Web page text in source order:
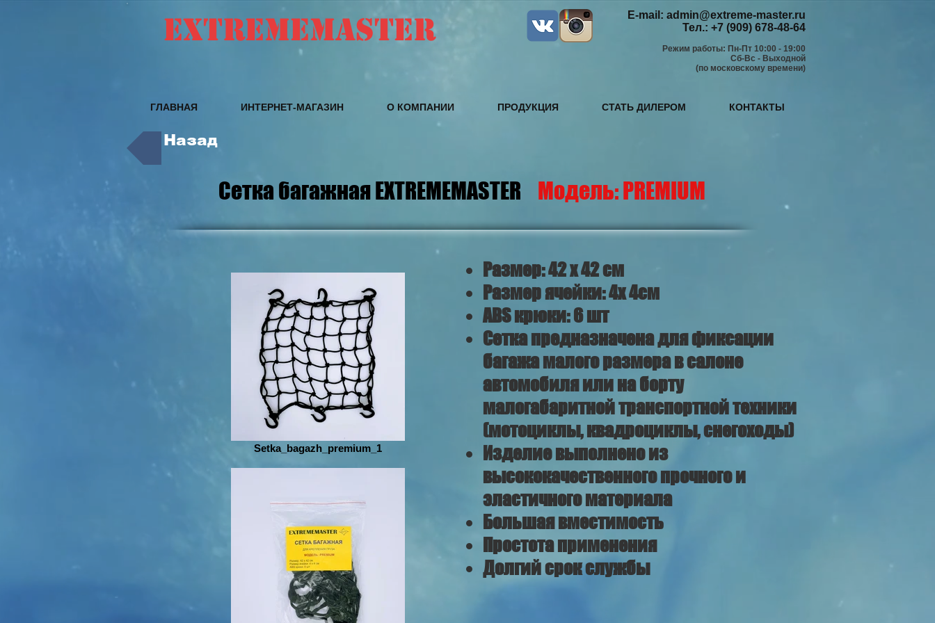
EXTREMEMASTER E-mail: admin@extreme-master.ru
Тел.: +7 (909) 678-48-64
Режим работы: Пн-Пт 10:00 - 19:00
Сб-Вс - Выходной
(по московскому времени)
ГЛАВНАЯ ИНТЕРНЕТ-МАГАЗИН О КОМПАНИИ ПРОДУКЦИЯ СТАТЬ ДИЛЕРОМ КОНТАКТЫ
Назад
Сетка багажная EXTREMEMASTER Модель: PREMIUM
Setka_bagazh_premium_1
Размер: 42 х 42 см
Размер ячейки: 4х 4см
ABS крюки: 6 шт
Сетка предназначена для фиксации
багажа малого размера в салоне
автомобиля или на борту
малогабаритной транспортной техники
(мотоциклы, квадроциклы, снегоходы)
Изделие выполнено из
высококачественного прочного и
эластичного материала
Большая вместимость
Простота применения
Долгий срок службы